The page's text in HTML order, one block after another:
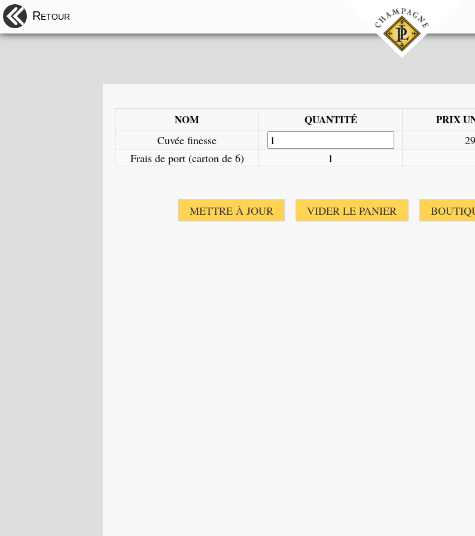
Retour
NOM QUANTITÉ PRIX
Cuvée finesse
Frais de port (carton de 6)
1
METTRE À JOUR VIDER LE PANIER